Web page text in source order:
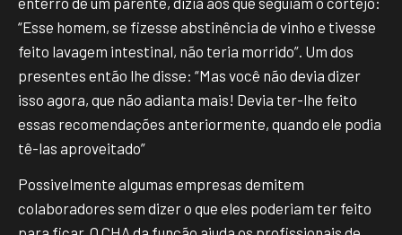
“Esse homem, se fizesse abstinência de vinho e tivesse
feito lavagem intestinal, não teria morrido”. Um dos
presentes então lhe disse: “Mas você não devia dizer
isso agora, que não adianta mais! Devia ter-lhe feito
essas recomendações anteriormente, quando ele podia
tê-las aproveitado”
Possivelmente algumas empresas demitem
colaboradores sem dizer o que eles poderiam ter feito